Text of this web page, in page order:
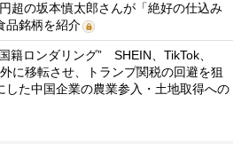
超の坂本慎太郎さんが「絶好の仕込み
品銘柄を紹介
籍ロンダリング” SHEIN、TikTok、
に移転させ、トランプ関税の回避を狙
た中国企業の農業参入・土地取得への